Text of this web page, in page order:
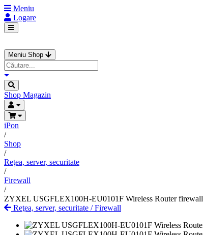
Meniu
Logare
Meniu Shop
Shop Magazin
iPon
/
Shop
/
Reţea, server, securitate
/
Firewall
/
ZYXEL USGFLEX100H-EU0101F Wireless Router firewall
Reţea, server, securitate /Firewall